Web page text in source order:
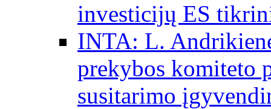
investicijų ES
INTA: L.
prekybos komiteto
susitarimo